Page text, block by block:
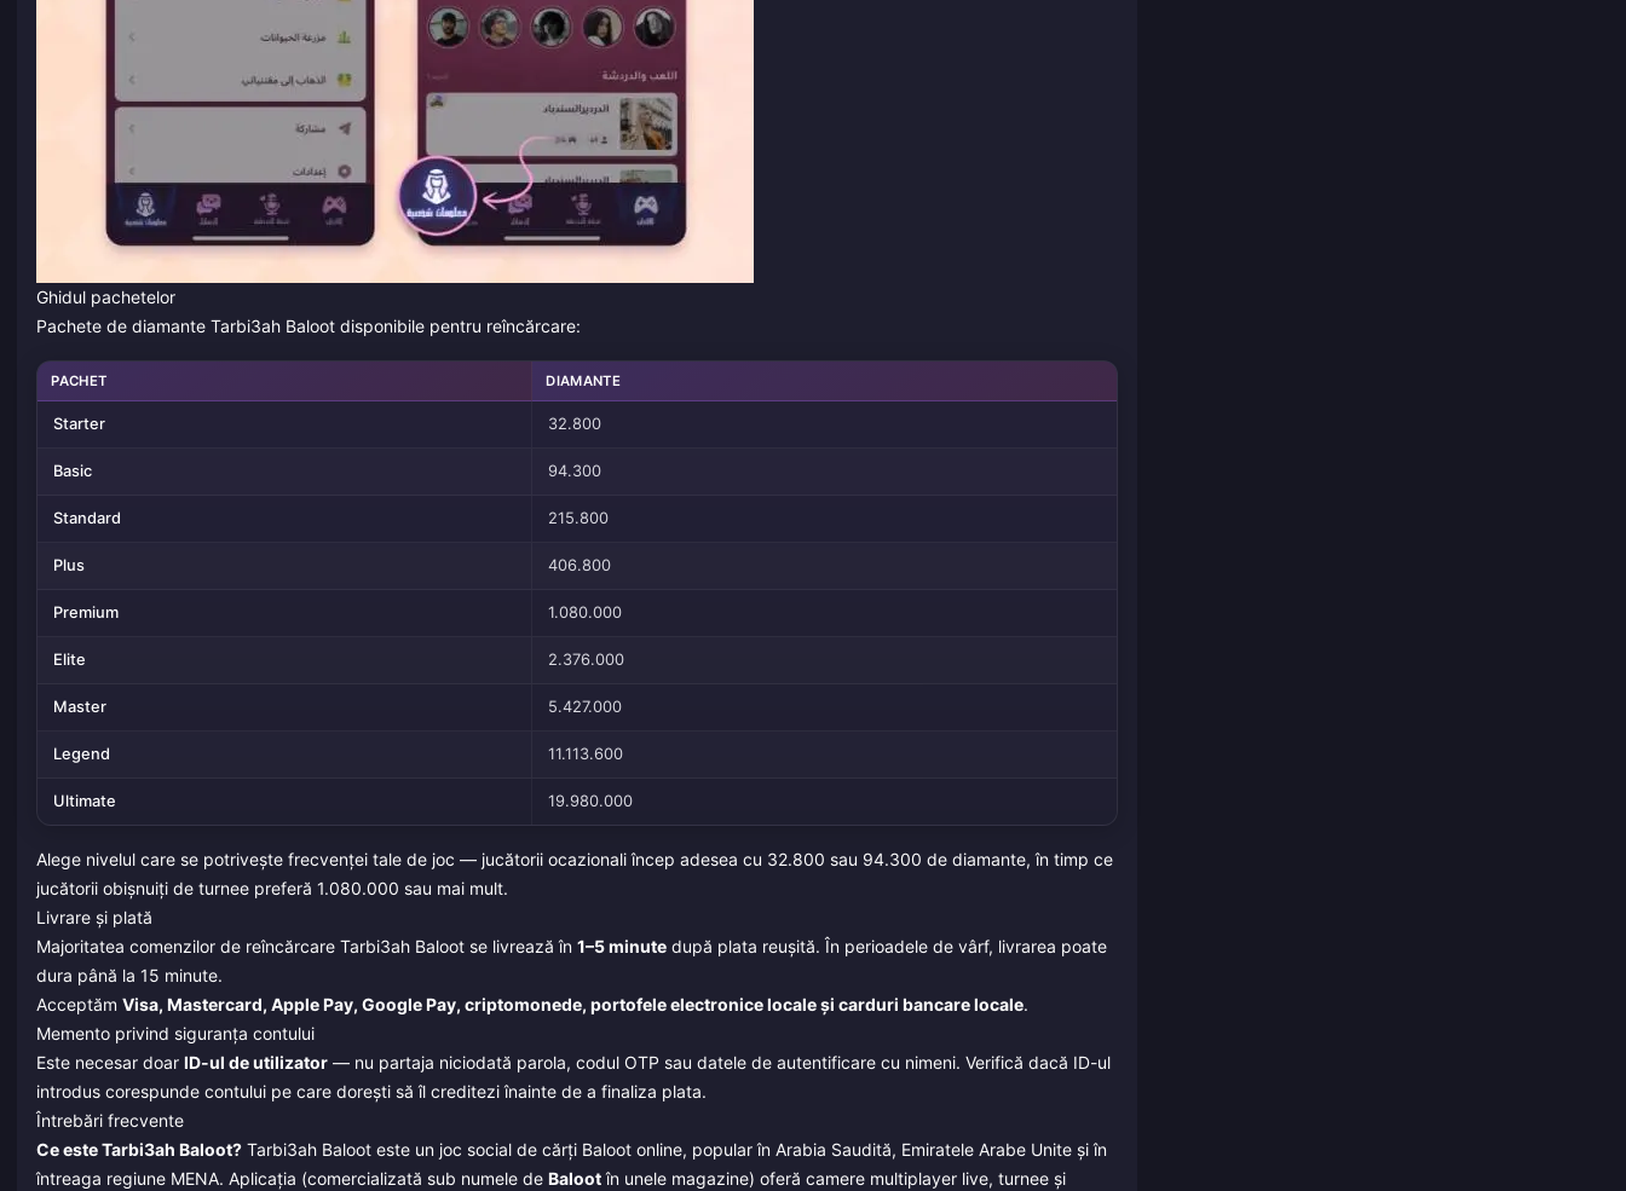
Ghidul pachetelor
Pachete de diamante Tarbi3ah Baloot disponibile pentru reîncărcare:
PACHET DIAMANTE
Starter 32.800
Basic 94.300
Standard 215.800
Plus 406.800
Premium 1.080.000
Elite 2.376.000
Master 5.427.000
Legend 11.113.600
Ultimate 19.980.000
Alege nivelul care se potrivește frecvenței tale de joc — jucătorii ocazionali încep adesea cu 32.800 sau 94.300 de diamante, în timp ce
jucătorii obișnuiți de turnee preferă 1.080.000 sau mai mult.
Livrare și plată
Majoritatea comenzilor de reîncărcare Tarbi3ah Baloot se livrează în 1–5 minute după plata reușită. În perioadele de vârf, livrarea poate
dura până la 15 minute.
Acceptăm Visa, Mastercard, Apple Pay, Google Pay, criptomonede, portofele electronice locale și carduri bancare locale.
Memento privind siguranța contului
Este necesar doar ID-ul de utilizator — nu partaja niciodată parola, codul OTP sau datele de autentificare cu nimeni. Verifică dacă ID-ul
introdus corespunde contului pe care dorești să îl creditezi înainte de a finaliza plata.
Întrebări frecvente
Ce este Tarbi3ah Baloot? Tarbi3ah Baloot este un joc social de cărți Baloot online, popular în Arabia Saudită, Emiratele Arabe Unite și în
întreaga regiune MENA. Aplicația (comercializată sub numele de Balootîn unele magazine) oferă camere multiplayer live, turnee și